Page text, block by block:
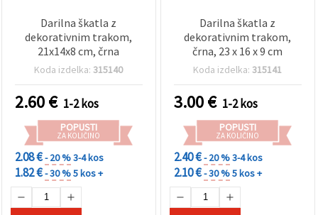
Darilna škatla z
dekorativnim trakom,
21x14x8 cm, črna
Koda izdelka:315140
2.60€ 1-2 kos
POPUSTI
ZA KOLIČINO
2.08 €- 20 %3-4 kos
1.82 €- 30 %5 kos +
Darilna škatla z
dekorativnim trakom,
črna, 23 x 16 x 9 cm
Koda izdelka:315141
3.00€ 1-2 kos
POPUSTI
ZA KOLIČINO
2.40 €- 20 %3-4 kos
2.10 €- 30 %5 kos +